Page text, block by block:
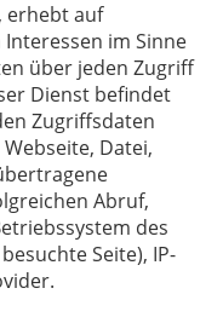
erhebt auf
im Sinne
über jeden Zugriff
Dienst befindet
Zugriffsdaten
Datei,
Abruf,
des
Seite), IP-